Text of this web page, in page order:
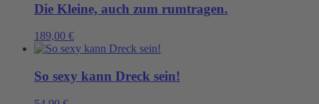
Die Kleine, auch zum rumtragen.
189,00 €
So sexy kann Dreck sein!